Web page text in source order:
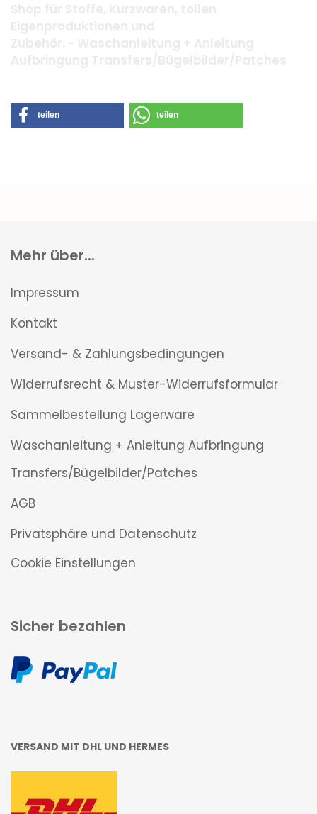
teilen teilen
Mehr über...
Impressum
Kontakt
Versand- & Zahlungsbedingungen
Widerrufsrecht & Muster-Widerrufsformular
Sammelbestellung Lagerware
Waschanleitung + Anleitung Aufbringung
Transfers/Bügelbilder/Patches
AGB
Privatsphäre und Datenschutz
Cookie Einstellungen
Sicher bezahlen
VERSAND MIT DHL UND HERMES